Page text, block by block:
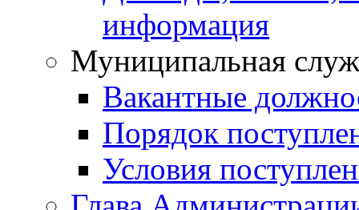
информация
Муниципальная
Вакантные
Порядок
Условия